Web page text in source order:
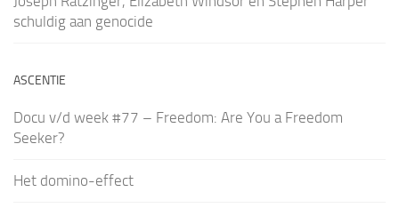
schuldig aan genocide
ASCENTIE
Docu v/d week #77 – Freedom: Are You a Freedom
Seeker?
Het domino-effect